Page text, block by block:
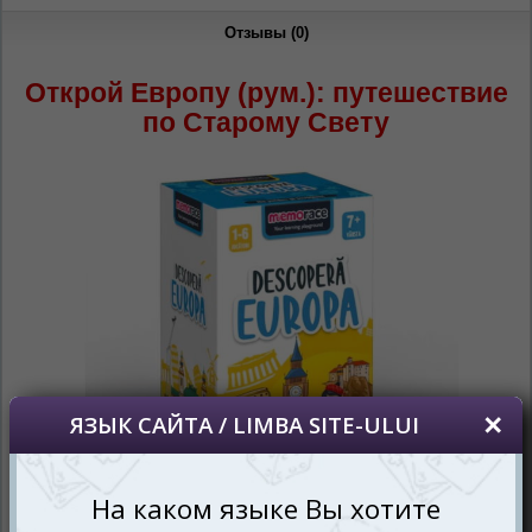
Отзывы (0)
Открой Европу (рум.): путешествие
по Старому Свету